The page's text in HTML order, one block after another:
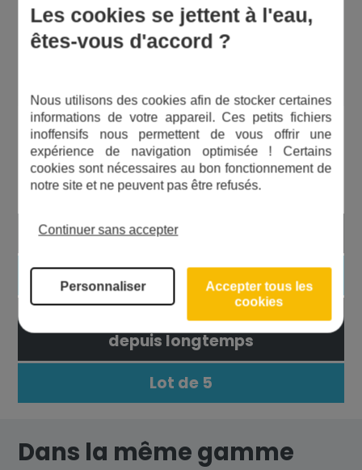
dans les canalisations. Ce
phénomène disparaît au bout de
quelques litres.
Les avantages du produit
Une filtration 20µ
Qualité alimentaire
Une technique de filtration reconnue
depuis longtemps
Lot de 5
Dans la même gamme
Les cookies se jettent à l'eau,
êtes-vous d'accord ?
Nous utilisons des cookies afin de stocker certaines
informations de votre appareil. Ces petits fichiers
inoffensifs nous permettent de vous offrir une
expérience de navigation optimisée ! Certains
cookies sont nécessaires au bon fonctionnement de
notre site et ne peuvent pas être refusés.
Continuer sans accepter
Personnaliser
Accepter tous les
cookies